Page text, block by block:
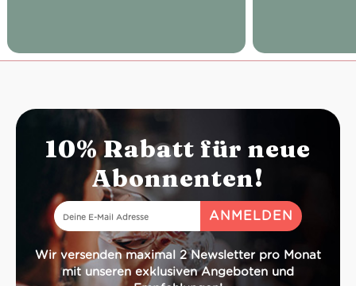
10% Rabatt für neue
Abonnenten!
Wir versenden maximal 2 Newsletter pro Monat
mit unseren exklusiven Angeboten und